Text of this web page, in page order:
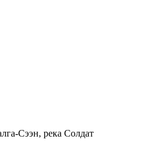
Сээн, река Солдат